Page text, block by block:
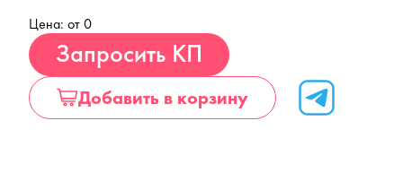
Цена: от 0
Запросить КП
Добавить в корзину